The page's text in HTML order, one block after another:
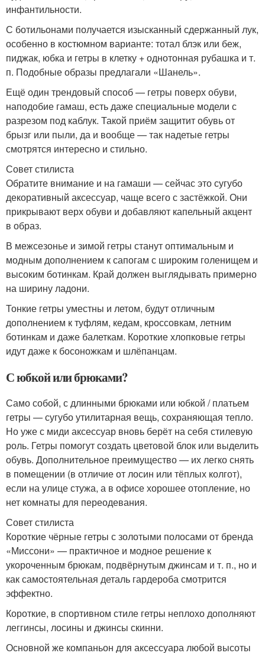
инфантильности.
С ботильонами получается изысканный сдержанный лук,
особенно в костюмном варианте: тотал блэк или беж,
пиджак, юбка и гетры в клетку + однотонная рубашка и т.
п. Подобные образы предлагали «Шанель».
Ещё один трендовый способ — гетры поверх обуви,
наподобие гамаш, есть даже специальные модели с
разрезом под каблук. Такой приём защитит обувь от
брызг или пыли, да и вообще — так надетые гетры
смотрятся интересно и стильно.
Совет стилиста
Обратите внимание и на гамаши — сейчас это сугубо
декоративный аксессуар, чаще всего с застёжкой. Они
прикрывают верх обуви и добавляют капельный акцент
в образ.
В межсезонье и зимой гетры станут оптимальным и
модным дополнением к сапогам с широким голенищем и
высоким ботинкам. Край должен выглядывать примерно
на ширину ладони.
Тонкие гетры уместны и летом, будут отличным
дополнением к туфлям, кедам, кроссовкам, летним
ботинкам и даже балеткам. Короткие хлопковые гетры
идут даже к босоножкам и шлёпанцам.
С юбкой или брюками?
Само собой, с длинными брюками или юбкой / платьем
гетры — сугубо утилитарная вещь, сохраняющая тепло.
Но уже с миди аксессуар вновь берёт на себя стилевую
роль. Гетры помогут создать цветовой блок или выделить
обувь. Дополнительное преимущество — их легко снять
в помещении (в отличие от лосин или тёплых колгот),
если на улице стужа, а в офисе хорошее отопление, но
нет комнаты для переодевания.
Совет стилиста
Короткие чёрные гетры с золотыми полосами от бренда
«Миссони» — практичное и модное решение к
укороченным брюкам, подвёрнутым джинсам и т. п., но и
как самостоятельная деталь гардероба смотрится
эффектно.
Короткие, в спортивном стиле гетры неплохо дополняют
леггинсы, лосины и джинсы скинни.
Основной же компаньон для аксессуара любой высоты